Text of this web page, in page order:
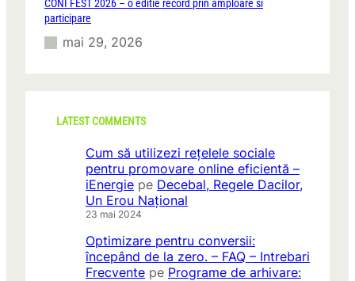
CONI FEST 2026 – o editie record prin amploare si
participare
mai 29, 2026
LATEST COMMENTS
Cum să utilizezi rețelele sociale
pentru promovare online eficientă –
iEnergie pe Decebal, Regele Dacilor,
Un Erou Național
23 mai 2024
Optimizare pentru conversii:
începând de la zero. – FAQ – Intrebari
Frecvente pe Programe de arhivare: